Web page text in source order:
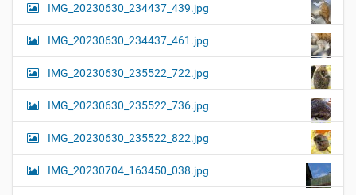
IMG_20230630_234437_439.jpg
IMG_20230630_234437_461.jpg
IMG_20230630_235522_722.jpg
IMG_20230630_235522_736.jpg
IMG_20230630_235522_822.jpg
IMG_20230704_163450_038.jpg